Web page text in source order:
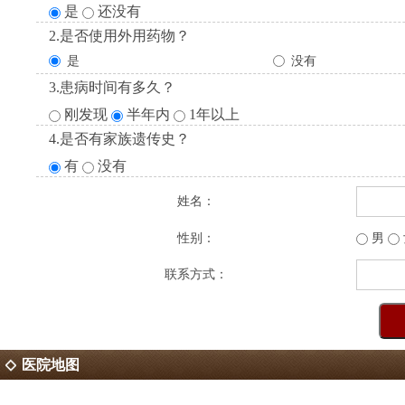
是
还没有
2.是否使用外用药物？
是 没有
3.患病时间有多久？
刚发现
半年内
1年以上
4.是否有家族遗传史？
有
没有
姓名：
性别： 男
联系方式：
医院地图